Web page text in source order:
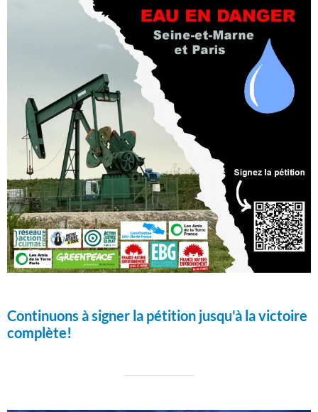
Continuons à signer la pétition jusqu'à la victoire
complète!